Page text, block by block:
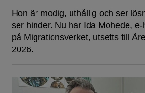
Hon är modig, uthållig och ser
ser hinder. Nu har Ida Mohede,
på Migrationsverket, utsetts till
2026.